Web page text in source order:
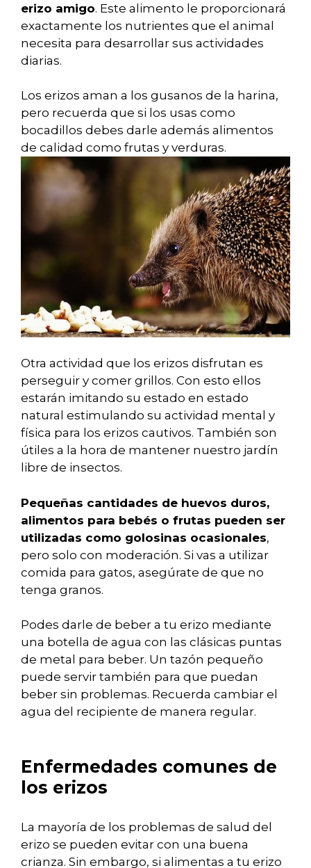
erizo amigo. Este alimento le proporcionará
exactamente los nutrientes que el animal
necesita para desarrollar sus actividades
diarias.
Los erizos aman a los gusanos de la harina,
pero recuerda que si los usas como
bocadillos debes darle además alimentos
de calidad como frutas y verduras.
Otra actividad que los erizos disfrutan es
perseguir y comer grillos. Con esto ellos
estarán imitando su estado en estado
natural estimulando su actividad mental y
física para los erizos cautivos. También son
útiles a la hora de mantener nuestro jardín
libre de insectos.
Pequeñas cantidades de huevos duros,
alimentos para bebés o frutas pueden ser
utilizadas como golosinas ocasionales,
pero solo con moderación. Si vas a utilizar
comida para gatos, asegúrate de que no
tenga granos.
Podes darle de beber a tu erizo mediante
una botella de agua con las clásicas puntas
de metal para beber. Un tazón pequeño
puede servir también para que puedan
beber sin problemas. Recuerda cambiar el
agua del recipiente de manera regular.
Enfermedades comunes de
los erizos
La mayoría de los problemas de salud del
erizo se pueden evitar con una buena
crianza. Sin embargo, si alimentas a tu erizo